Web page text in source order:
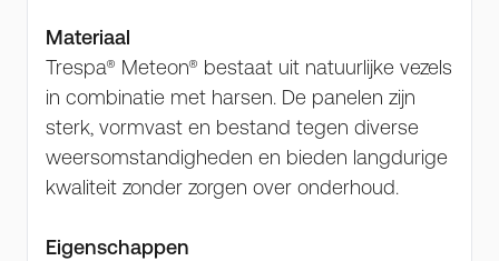
Materiaal
Trespa® Meteon® bestaat uit natuurlijke vezels
in combinatie met harsen. De panelen zijn
sterk, vormvast en bestand tegen diverse
weersomstandigheden en bieden langdurige
kwaliteit zonder zorgen over onderhoud.
Eigenschappen